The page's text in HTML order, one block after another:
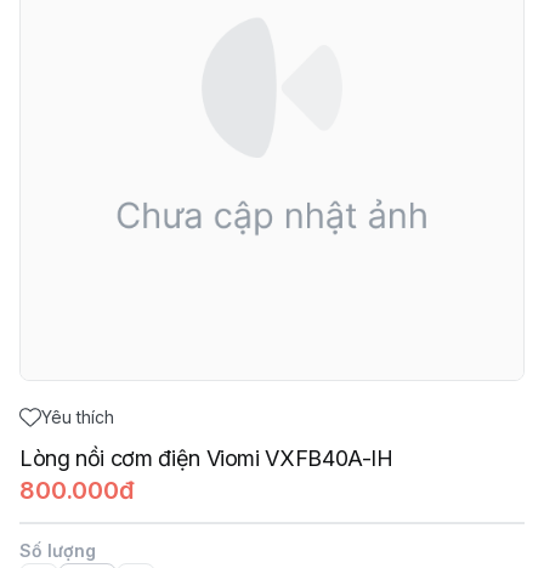
Yêu thích
Lòng nồi cơm điện Viomi VXFB40A-IH
800.000đ
Số lượng